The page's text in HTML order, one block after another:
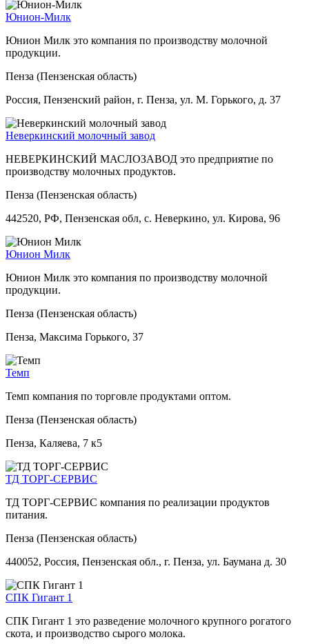
Юнион-Милк
Юнион Милк это компания по производству молочной
продукции.
Пенза (Пензенская область)
Россия, Пензенский район, г. Пенза, ул. М. Горького, д. 37
Неверкинский молочный завод
НЕВЕРКИНСКИЙ МАСЛОЗАВОД это предприятие по
производству молочных продуктов.
Пенза (Пензенская область)
442520, РФ, Пензенская обл, с. Неверкино, ул. Кирова, 96
Юнион Милк
Юнион Милк это компания по производству молочной
продукции.
Пенза (Пензенская область)
Пенза, Максима Горького, 37
Темп
Темп компания по торговле продуктами оптом.
Пенза (Пензенская область)
Пенза, Каляева, 7 к5
ТД ТОРГ-СЕРВИС
ТД ТОРГ-СЕРВИС компания по реализации продуктов
питания.
Пенза (Пензенская область)
440052, Россия, Пензенская обл., г. Пенза, ул. Баумана д. 30
СПК Гигант 1
СПК Гигант 1 это разведение молочного крупного рогатого
скота, и производство сырого молока.